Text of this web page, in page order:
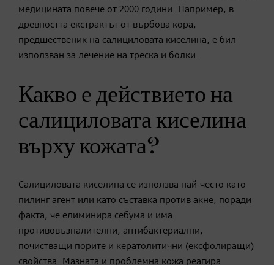
медицината повече от 2000 години. Например, в
древността екстрактът от върбова кора,
предшественик на салициловата киселина, е бил
използван за лечение на треска и болки.
Какво е действието на
салициловата киселина
върху кожата?
Салициловата киселина се използва най-често като
пилинг агент или като съставка против акне, поради
факта, че елиминира себума и има
противовъзпалителни, антибактериални,
почистващи порите и кератолитични (ексфолиращи)
свойства. Мазната и проблемна кожа реагира